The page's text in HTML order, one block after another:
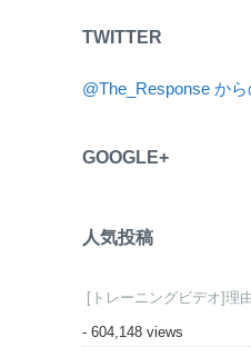
TWITTER
@The_Response か
GOOGLE+
人気投稿
[トレーニングビデオ]理
- 604,148 views